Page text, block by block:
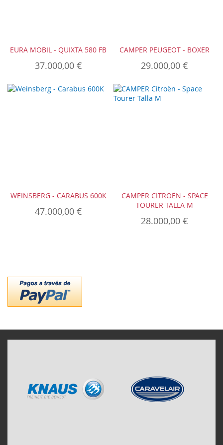
EURA MOBIL - QUIXTA 580 FB
37.000,00 €
CAMPER PEUGEOT - BOXER
29.000,00 €
WEINSBERG - CARABUS 600K
47.000,00 €
CAMPER CITROËN - SPACE
TOURER TALLA M
28.000,00 €